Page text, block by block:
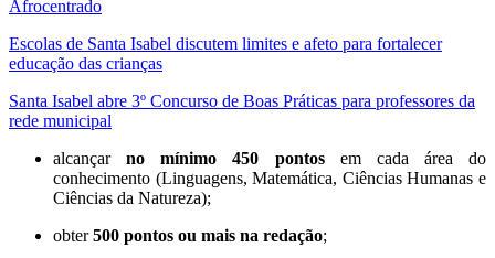
Afrocentrado
Escolas de Santa Isabel discutem limites e afeto para fortalecer
educação das crianças
Santa Isabel abre 3º Concurso de Boas Práticas para professores da
rede municipal
alcançarno mínimo 450 pontosem cada área do
conhecimento (Linguagens, Matemática, Ciências Humanas e
Ciências da Natureza);
obter500 pontos ou mais na redação;